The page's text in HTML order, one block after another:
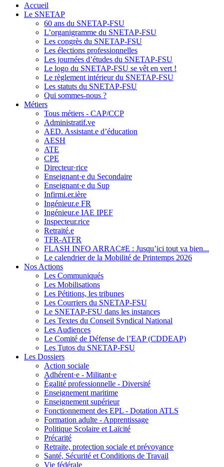
Accueil
Le SNETAP
60 ans du SNETAP-FSU
L’organigramme du SNETAP-FSU
Les congrès du SNETAP-FSU
Les élections professionnelles
Les journées d’études du SNETAP-FSU
Le logo du SNETAP-FSU se vêt en vert !
Le règlement intérieur du SNETAP-FSU
Les statuts du SNETAP-FSU
Qui sommes-nous ?
Métiers
Tous métiers - CAP/CCP
Administratif.ve
AED. Assistant.e d’éducation
AESH
ATE
CPE
Directeur·rice
Enseignant·e du Secondaire
Enseignant·e du Sup
Infirmi.er.ière
Ingénieur.e FR
Ingénieur.e IAE IPEF
Inspecteur.rice
Retraité.e
TFR-ATFR
FLASH INFO ARRAC#E : Jusqu’ici tout va bien...
Le calendrier de la Mobilité de Printemps 2026
Nos Actions
Les Communiqués
Les Mobilisations
Les Pétitions, les tribunes
Les Courriers du SNETAP-FSU
Le SNETAP-FSU dans les instances
Les Textes du Conseil Syndical National
Les Audiences
Le Comité de Défense de l’EAP (CDDEAP)
Les Tutos du SNETAP-FSU
Les Dossiers
Action sociale
Adhérent·e - Militant·e
Égalité professionnelle - Diversité
Enseignement maritime
Enseignement supérieur
Fonctionnement des EPL - Dotation ATLS
Formation adulte - Apprentissage
Politique Scolaire et Laïcité
Précarité
Retraite, protection sociale et prévoyance
Santé, Sécurité et Conditions de Travail
Vie fédérale